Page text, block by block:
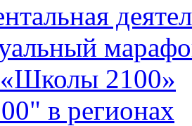
2100»
в регионах